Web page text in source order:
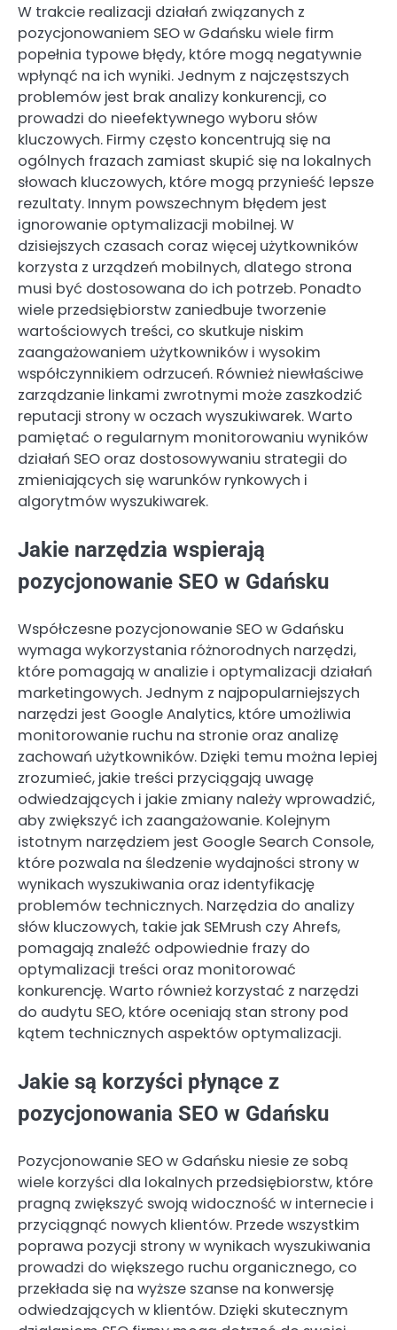
W trakcie realizacji działań związanych z
pozycjonowaniem SEO w Gdańsku wiele firm
popełnia typowe błędy, które mogą negatywnie
wpłynąć na ich wyniki. Jednym z najczęstszych
problemów jest brak analizy konkurencji, co
prowadzi do nieefektywnego wyboru słów
kluczowych. Firmy często koncentrują się na
ogólnych frazach zamiast skupić się na lokalnych
słowach kluczowych, które mogą przynieść lepsze
rezultaty. Innym powszechnym błędem jest
ignorowanie optymalizacji mobilnej. W
dzisiejszych czasach coraz więcej użytkowników
korzysta z urządzeń mobilnych, dlatego strona
musi być dostosowana do ich potrzeb. Ponadto
wiele przedsiębiorstw zaniedbuje tworzenie
wartościowych treści, co skutkuje niskim
zaangażowaniem użytkowników i wysokim
współczynnikiem odrzuceń. Również niewłaściwe
zarządzanie linkami zwrotnymi może zaszkodzić
reputacji strony w oczach wyszukiwarek. Warto
pamiętać o regularnym monitorowaniu wyników
działań SEO oraz dostosowywaniu strategii do
zmieniających się warunków rynkowych i
algorytmów wyszukiwarek.
Jakie narzędzia wspierają
pozycjonowanie SEO w Gdańsku
Współczesne pozycjonowanie SEO w Gdańsku
wymaga wykorzystania różnorodnych narzędzi,
które pomagają w analizie i optymalizacji działań
marketingowych. Jednym z najpopularniejszych
narzędzi jest Google Analytics, które umożliwia
monitorowanie ruchu na stronie oraz analizę
zachowań użytkowników. Dzięki temu można lepiej
zrozumieć, jakie treści przyciągają uwagę
odwiedzających i jakie zmiany należy wprowadzić,
aby zwiększyć ich zaangażowanie. Kolejnym
istotnym narzędziem jest Google Search Console,
które pozwala na śledzenie wydajności strony w
wynikach wyszukiwania oraz identyfikację
problemów technicznych. Narzędzia do analizy
słów kluczowych, takie jak SEMrush czy Ahrefs,
pomagają znaleźć odpowiednie frazy do
optymalizacji treści oraz monitorować
konkurencję. Warto również korzystać z narzędzi
do audytu SEO, które oceniają stan strony pod
kątem technicznych aspektów optymalizacji.
Jakie są korzyści płynące z
pozycjonowania SEO w Gdańsku
Pozycjonowanie SEO w Gdańsku niesie ze sobą
wiele korzyści dla lokalnych przedsiębiorstw, które
pragną zwiększyć swoją widoczność w internecie i
przyciągnąć nowych klientów. Przede wszystkim
poprawa pozycji strony w wynikach wyszukiwania
prowadzi do większego ruchu organicznego, co
przekłada się na wyższe szanse na konwersję
odwiedzających w klientów. Dzięki skutecznym